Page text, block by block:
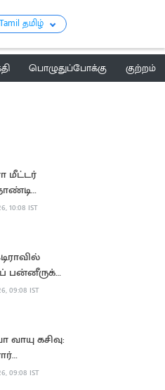
Tamil தமிழ்
பொழுதுப்போக்கு
குற்றம்
மீட்டர்
10:08 IST
09:08 IST
கசிவு:
ரூ.10
09:08 IST